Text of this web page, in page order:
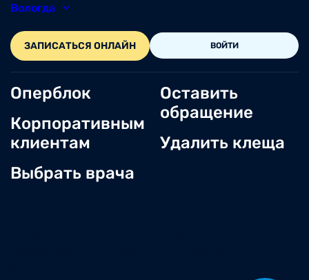
Вологда
ЗАПИСАТЬСЯ ОНЛАЙН ВОЙТИ
Оперблок
Корпоративным
клиентам
Выбрать врача
Оставить
обращение
Удалить клеща